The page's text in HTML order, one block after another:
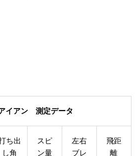
イアン 測定データ
ち出
し角
スピ
ン量
左右
ブレ
飛距
離